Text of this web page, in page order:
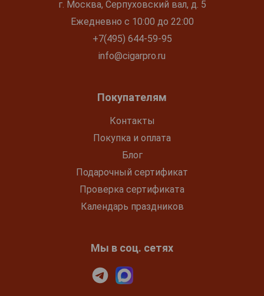
г. Москва, Серпуховский вал, д. 5
Ежедневно с 10:00 до 22:00
+7(495) 644-59-95
info@cigarpro.ru
Покупателям
Контакты
Покупка и оплата
Блог
Подарочный сертификат
Проверка сертификата
Календарь праздников
Мы в соц. сетях